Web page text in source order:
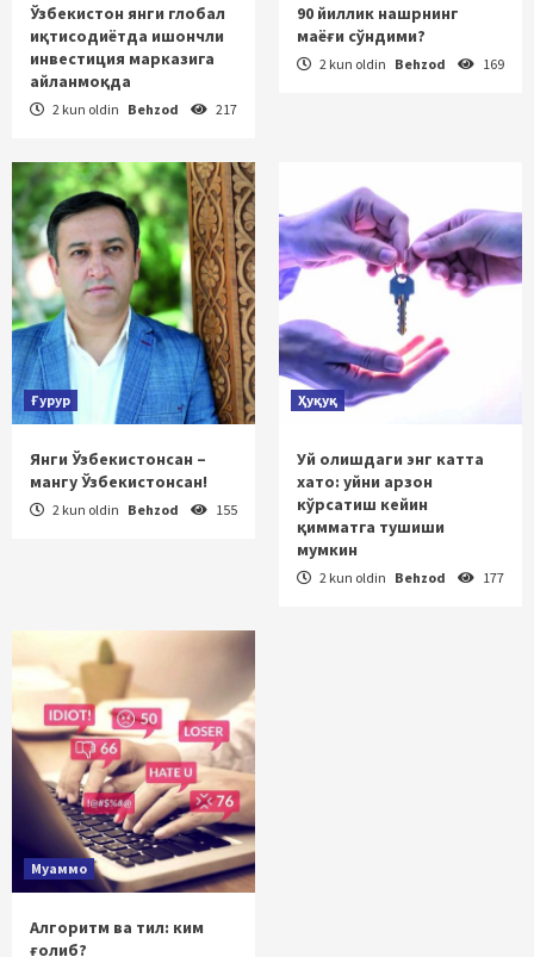
Ўзбекистон янги глобал
иқтисодиётда ишончли
инвестиция марказига
айланмоқда
2 kun oldin Behzod 217
90 йиллик нашрнинг
маёғи сўндими?
2 kun oldin Behzod 169
Ғурур
Янги Ўзбекистонсан –
мангу Ўзбекистонсан!
2 kun oldin Behzod 155
Ҳуқуқ
Уй олишдаги энг катта
хато: уйни арзон
кўрсатиш кейин
қимматга тушиши
мумкин
2 kun oldin Behzod 177
Муаммо
Алгоритм ва тил: ким
ғолиб?